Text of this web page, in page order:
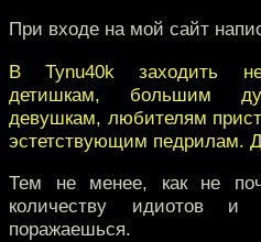
При входе на мой сайт
В Tynu40k заходить
детишкам, большим
девушкам, любителям
эстетствующим педрилам.
Тем не менее, как не
количеству идиотов и
поражаешься.